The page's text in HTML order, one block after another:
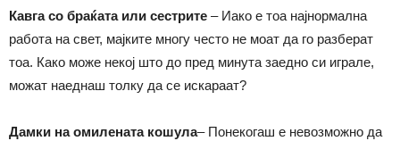
Кавга со браќата или сестрите – Иако е тоа најнормална
работа на свет, мајките многу често не моат да го разберат
тоа. Како може некој што до пред минута заедно си играле,
можат наеднаш толку да се искараат?
Дамки на омилената кошула– Понекогаш е невозможно да